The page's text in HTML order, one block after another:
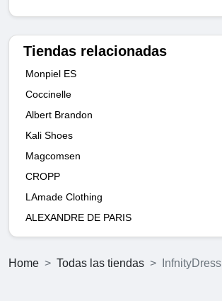
Tiendas relacionadas
Monpiel ES
Coccinelle
Albert Brandon
Kali Shoes
Magcomsen
CROPP
LAmade Clothing
ALEXANDRE DE PARIS
Home Todas las tiendas InfnityDress